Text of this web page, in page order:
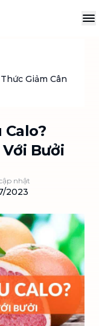
Giảm Cân
Calo?
Bưởi
nhật
2023